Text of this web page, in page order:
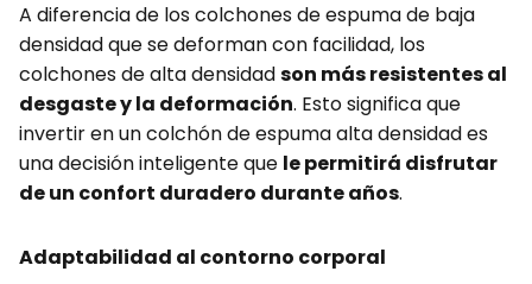
A diferencia de los colchones de espuma de baja
densidad que se deforman con facilidad, los
colchones de alta densidadson más resistentes al
desgaste y la deformación. Esto significa que
invertir en un colchón de espuma alta densidad es
una decisión inteligente que le permitirá disfrutar
de un confort duradero durante años.
Adaptabilidad al contorno corporal